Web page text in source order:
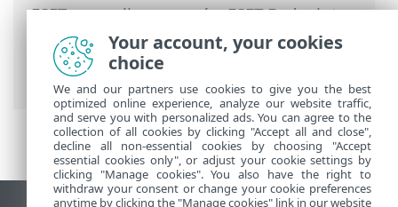
ESET-ova online pomoć>ESET Endpoint
Security
>Upotreba programa ESET
Endpoint Security
Nadogradnja
Stvaranje aktualizacijskih zadataka
Your account, your cookies
choice
We and our partners use cookies to give you the best
optimized online experience, analyze our website traffic,
and serve you with personalized ads. You can agree to the
collection of all cookies by clicking "Accept all and close",
decline all non-essential cookies by choosing "Accept
essential cookies only", or adjust your cookie settings by
clicking "Manage cookies". You also have the right to
withdraw your consent or change your cookie preferences
anytime by clicking the "Manage cookies" link in our website